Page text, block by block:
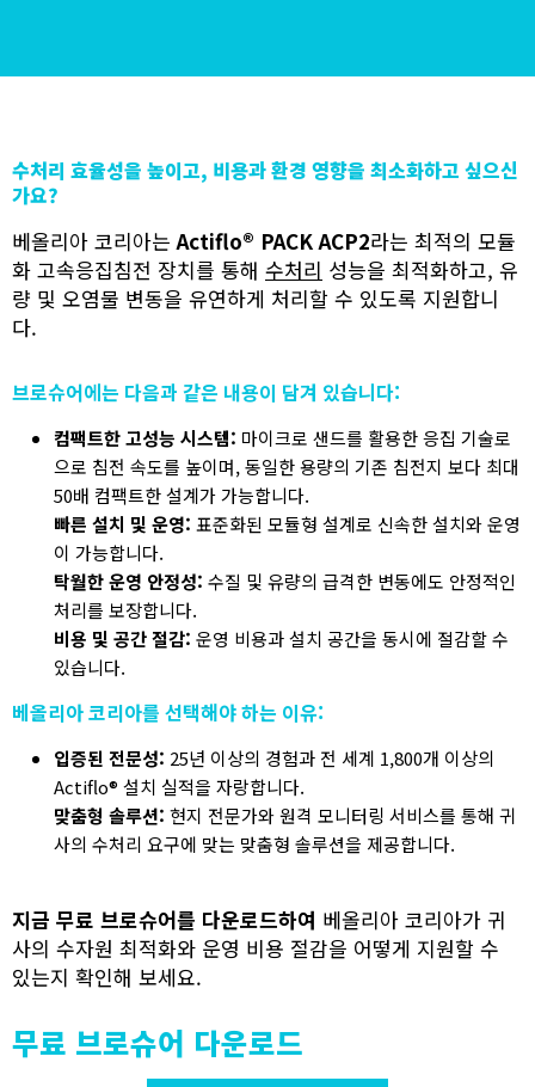
수처리 효율성을 높이고, 비용과 환경 영향을 최소화하고 싶으신
가요?
베올리아 코리아는Actiflo® PACK ACP2라는 최적의 모듈
화 고속응집침전 장치를 통해 수처리 성능을 최적화하고, 유
량 및 오염물 변동을 유연하게 처리할 수 있도록 지원합니
다.
브로슈어에는 다음과 같은 내용이 담겨 있습니다:
컴팩트한 고성능 시스템: 마이크로 샌드를 활용한 응집 기술로
으로 침전 속도를 높이며, 동일한 용량의 기존 침전지 보다 최대
50배 컴팩트한 설계가 가능합니다.
빠른 설치 및 운영: 표준화된 모듈형 설계로 신속한 설치와 운영
이 가능합니다.
탁월한 운영 안정성: 수질 및 유량의 급격한 변동에도 안정적인
처리를 보장합니다.
비용 및 공간 절감: 운영 비용과 설치 공간을 동시에 절감할 수
있습니다.
베올리아 코리아를 선택해야 하는 이유:
입증된 전문성: 25년 이상의 경험과 전 세계 1,800개 이상의
Actiflo® 설치 실적을 자랑합니다.
맞춤형 솔루션: 현지 전문가와 원격 모니터링 서비스를 통해 귀
사의 수처리 요구에 맞는 맞춤형 솔루션을 제공합니다.
지금 무료 브로슈어를 다운로드하여 베올리아 코리아가 귀
사의 수자원 최적화와 운영 비용 절감을 어떻게 지원할 수
있는지 확인해 보세요.
무료 브로슈어 다운로드